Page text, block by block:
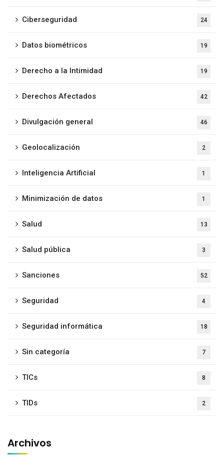
Ciberseguridad 24
Datos biométricos 19
Derecho a la Intimidad 19
Derechos Afectados 42
Divulgación general 46
Geolocalización 2
Inteligencia Artificial 1
Minimización de datos 1
Salud 13
Salud pública 3
Sanciones 52
Seguridad 4
Seguridad informática 18
Sin categoría 7
TICs 8
TIDs 2
Archivos